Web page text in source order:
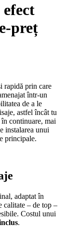
preț
rapidă prin care
într-un
de a le
astfel încât tu
continuare, mai
instalarea unui
principale.
adaptat în
calitate – de top –
Costul unui
.